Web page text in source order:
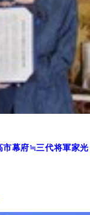
市幕府≒三代将軍家光